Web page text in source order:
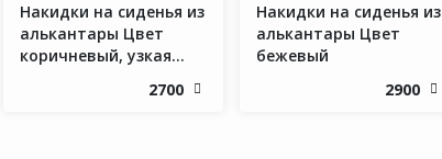
Накидки на сиденья из
алькантары Цвет
коричневый, узкая
2700
Накидки на сиденья из
алькантары Цвет
бежевый
2900